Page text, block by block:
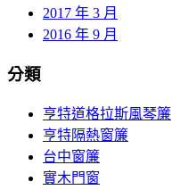
2017 年 3 月
2016 年 9 月
分類
亨特道格拉斯風琴簾
亨特隔熱窗簾
台中窗簾
實木門窗